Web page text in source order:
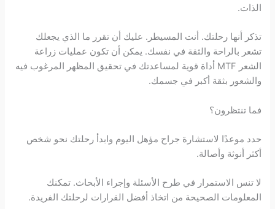
الذات.
تذكر أنها رحلتك. أنت المسيطر. عليك أن تقرر ما الذي يجعلك
تشعر بالراحة والثقة في نفسك. يمكن أن تكون عمليات زراعة
الشعر MTF أداة قوية لمساعدتك في تحقيق المظهر المرغوب فيه
والشعور بثقة أكبر في جسمك.
فما تنتظرون؟
حدد موعدًا لاستشارة جراح مؤهل اليوم وابدأ رحلتك نحو شخص
أكثر أنوثة وأصالة.
لا تنس الاستمرار في طرح الأسئلة وإجراء الأبحاث. تمكنك
المعلومات الصحيحة من اتخاذ أفضل القرارات لرحلتك الفريدة.